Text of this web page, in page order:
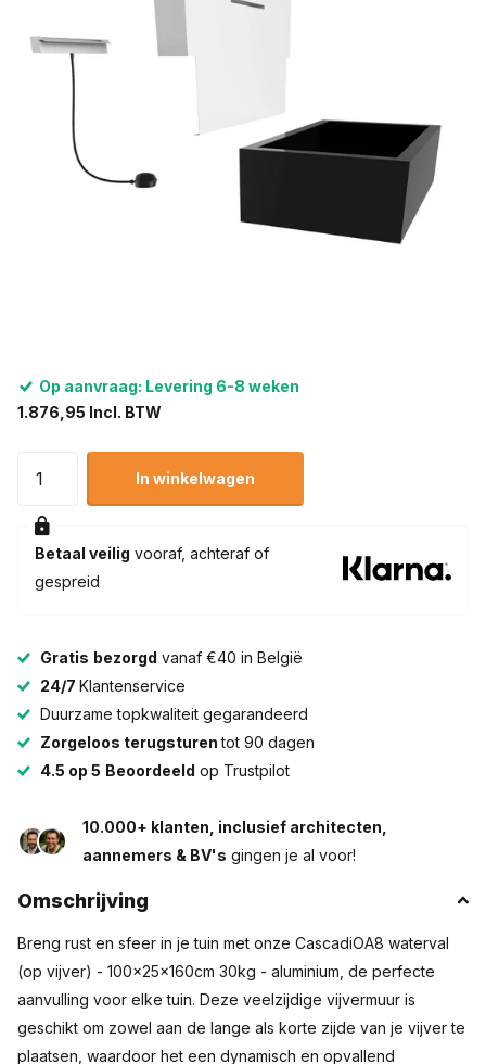
Op aanvraag: Levering 6-8 weken
1.876,95 Incl. BTW
In winkelwagen
Betaal veilig vooraf, achteraf of
gespreid
Gratis bezorgd vanaf €40 in België
24/7 Klantenservice
Duurzame topkwaliteit gegarandeerd
Zorgeloos terugsturentot 90 dagen
4.5 op 5 Beoordeeld op Trustpilot
10.000+ klanten, inclusief architecten,
aannemers & BV's gingen je al voor!
Omschrijving
Breng rust en sfeer in je tuin met onze CascadiOA8 waterval
(op vijver) - 100x25x160cm 30kg - aluminium, de perfecte
aanvulling voor elke tuin. Deze veelzijdige vijvermuur is
geschikt om zowel aan de lange als korte zijde van je vijver te
plaatsen, waardoor het een dynamisch en opvallend